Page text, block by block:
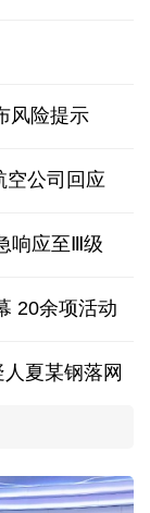
风险提示
空公司回应
响应至Ⅲ级
20余项活动
夏某钢落网
具实用价值